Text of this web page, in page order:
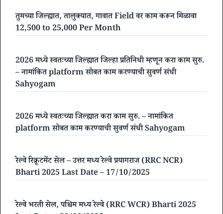
तुमच्या जिल्ह्यात, तालुक्यात, गावात Field वर काम करून मिळावा
12,500 to 25,000 Per Month
2026 मध्ये स्वतःच्या जिल्ह्यात जिल्हा प्रतिनिधी म्हणून करा काम सुरु.
– नामांकित platform सोबत काम करण्याची सुवर्ण संधी
Sahyogam
2026 मध्ये स्वतःच्या जिल्ह्यात करा काम सुरु. – नामांकित
platform सोबत काम करण्याची सुवर्ण संधी Sahyogam
रेल्वे रिक्रूटमेंट सेल – उत्तर मध्य रेल्वे प्रयागराज (RRC NCR)
Bharti 2025 Last Date – 17/10/2025
रेल्वे भरती सेल, पश्चिम मध्य रेल्वे (RRC WCR) Bharti 2025